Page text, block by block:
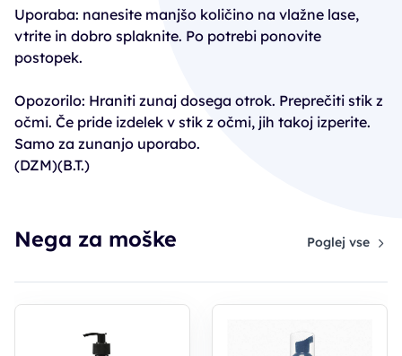
Uporaba: nanesite manjšo količino na vlažne lase,
vtrite in dobro splaknite. Po potrebi ponovite
postopek.
Opozorilo: Hraniti zunaj dosega otrok. Preprečiti stik z
očmi. Če pride izdelek v stik z očmi, jih takoj izperite.
Samo za zunanjo uporabo.
(DZM)(B.T.)
Nega za moške Poglej vse